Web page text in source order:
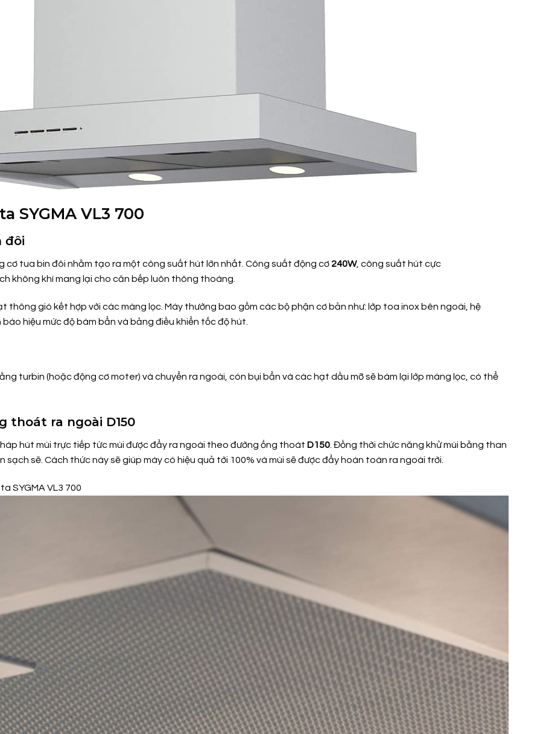
SYGMA VL3 700
đôi
cơ tua bin đôi nhằm tạo ra một công suất hút lớn nhất. Công suất động cơ 240W, công suất hút cực
không khí mang lại cho căn bếp luôn thông thoáng.
gió kết hợp với các màng lọc. Máy thường bao gồm các bộ phận cơ bản như: lớp toa inox bên ngoài, hệ
hiệu mức độ bám bẩn và bảng điều khiển tốc độ hút.
turbin (hoặc động cơ moter) và chuyển ra ngoài, còn bụi bẩn và các hạt dầu mỡ sẽ bám lại lớp màng lọc, có thể
thoát ra ngoài D150
hút mùi trực tiếp tức mùi được đẩy ra ngoài theo đường ống thoát D150 . Đồng thời chức năng khử mùi bằng than
sẽ. Cách thức này sẽ giúp máy có hiệu quả tới 100% và mùi sẽ được đẩy hoàn toàn ra ngoài trời.
SYGMA VL3 700